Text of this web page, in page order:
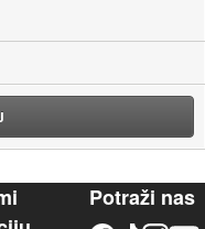
Potraži nas